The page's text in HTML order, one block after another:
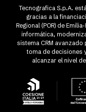
Tecnografica S.p.A.
gracias a la
Regional (POR) de
informática,
sistema CRM
toma de decisiones
alcanzar el nivel